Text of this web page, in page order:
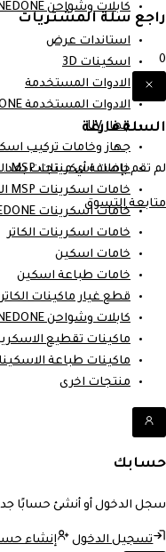
كابلات وشواحن ONEDONE
استاندات عرض
اسكينات 3D
الادوات المستخدمة
الادوات المستخدمة ONEDONE
جهاز UV
جهاز وخامات تركيب
خامات اسكرينات MSP الكاتر
خامات اسكرينات MSP الليزر
خامات اسكرينات ONEDONE الكاتر
خامات اسكرينات الكاتر
خامات اسكين
خامات طباعة اسكين
قطع غيار ماكينات الكاتر
كابلات وشواحن ONEDONE
ماكينات تقطيع
ماكينات طباعة
منتجات اخرى
حسابك
سجل الدخول أو أنشئ حسابًا
تسجيل الدخول إنشاء
راجع سلة المشتريات
0
السلة فارغة
لم تقم بإضافة أي منتجات بعد.
متابعة التسوق